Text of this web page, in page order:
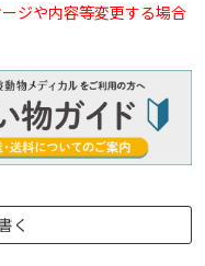
ジや内容等変更する場合
く